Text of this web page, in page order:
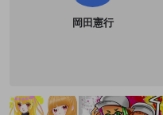
岡田憲行